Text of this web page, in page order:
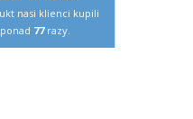
nasi klienci kupili
77razy.